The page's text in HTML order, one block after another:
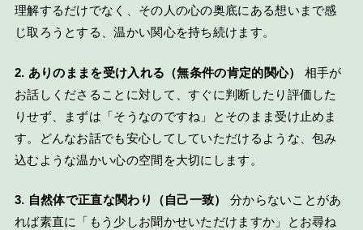
理解するだけでなく、その人の心の奥底にある想いまで感
じ取ろうとする、温かい関心を持ち続けます。
2. ありのままを受け入れる（無条件の肯定的関心）
相手が
お話しくださることに対して、すぐに判断したり評価した
りせず、まずは「そうなのですね」とそのまま受け止めま
す。どんなお話でも安心してしていただけるような、包み
込むような温かい心の空間を大切にします。
3. 自然体で正直な関わり（自己一致）
分からないことがあ
れば素直に「もう少しお聞かせいただけますか」とお尋ね